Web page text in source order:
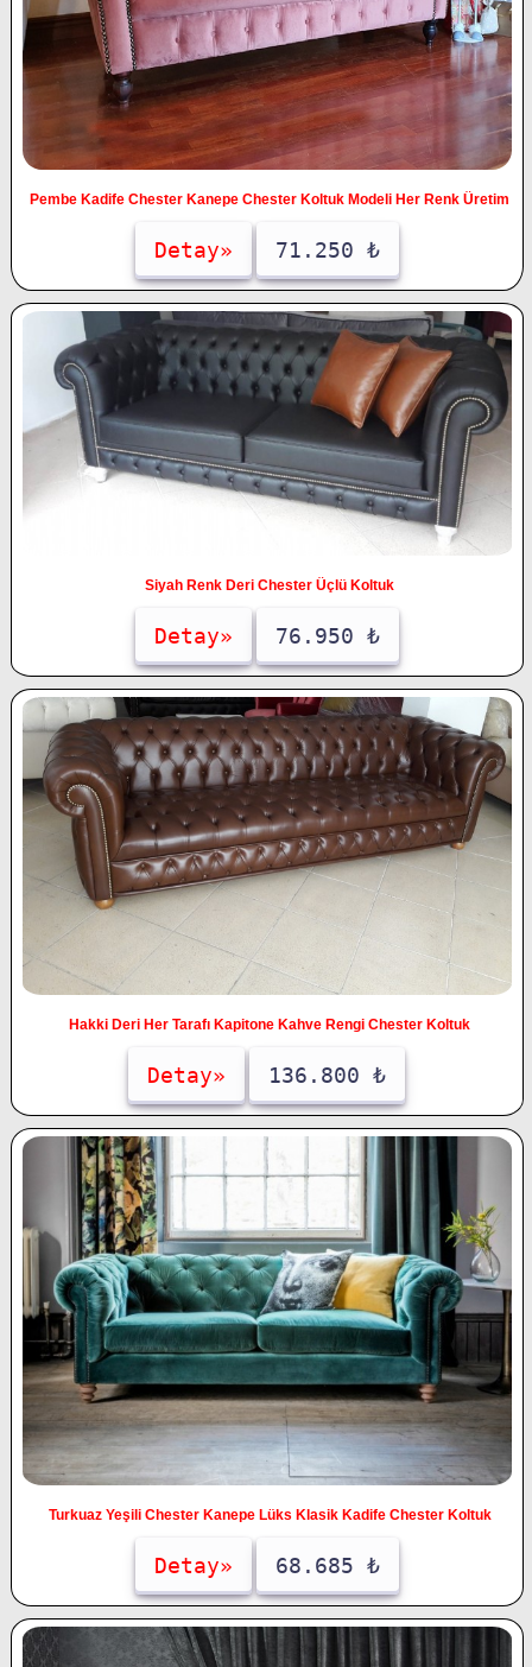
Pembe Kadife Chester Kanepe Chester Koltuk Modeli Her Renk Üretim
Detay» 71.250 ₺
Siyah Renk Deri Chester Üçlü Koltuk
Detay» 76.950 ₺
Hakki Deri Her Tarafı Kapitone Kahve Rengi Chester Koltuk
Detay» 136.800 ₺
Turkuaz Yeşili Chester Kanepe Lüks Klasik Kadife Chester Koltuk
Detay» 68.685 ₺